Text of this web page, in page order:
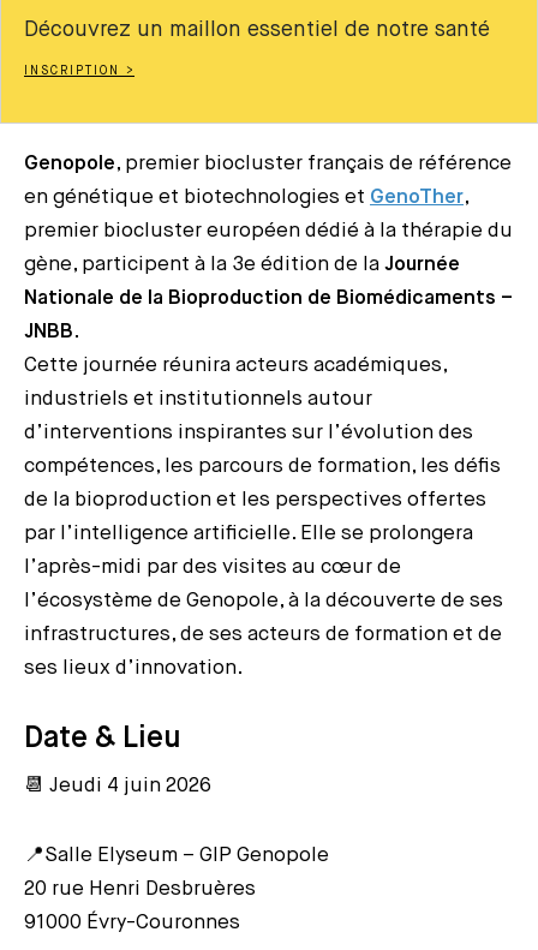
Découvrez un maillon essentiel de notre santé
INSCRIPTION >
Genopole, premier biocluster français de référence
en génétique et biotechnologies et GenoTher,
premier biocluster européen dédié à la thérapie du
gène, participent à la 3e édition de la Journée
Nationale de la Bioproduction de Biomédicaments –
JNBB.
Cette journée réunira acteurs académiques,
industriels et institutionnels autour
d’interventions inspirantes sur l’évolution des
compétences, les parcours de formation, les défis
de la bioproduction et les perspectives offertes
par l’intelligence artificielle. Elle se prolongera
l’après-midi par des visites au cœur de
l’écosystème de Genopole, à la découverte de ses
infrastructures, de ses acteurs de formation et de
ses lieux d’innovation.
Date & Lieu
📆 Jeudi 4 juin 2026
📍Salle Elyseum – GIP Genopole
20 rue Henri Desbruères
91000 Évry-Couronnes